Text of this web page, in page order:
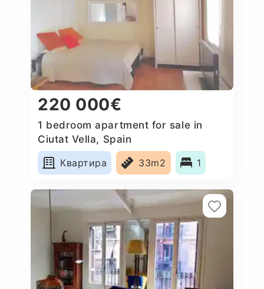
220 000€
1 bedroom apartment for sale in
Ciutat Vella, Spain
Квартира
33m2 1